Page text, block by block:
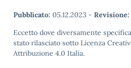
Pubblicato: 05.12.2023 - Revisione:
Eccetto dove diversamente
stato rilasciato sotto Licenza
Attribuzione 4.0 Italia.